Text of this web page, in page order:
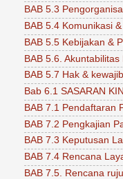
BAB 5.3
BAB 5.4 Komunikasi
BAB 5.5 Kebijakan &
BAB 5.6.
BAB 5.7 Hak &
Bab 6.1 SASARAN
BAB 7.1 Pendaftaran
BAB 7.2 Pengkajian
BAB 7.3 Keputusan
BAB 7.4 Rencana
BAB 7.5. Rencana